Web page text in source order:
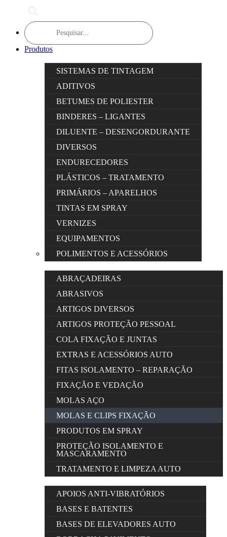
Products
search
Produtos
SISTEMAS DE TINTAGEM
ADITIVOS
BETUMES DE POLIESTER
BINDERES – LIGANTES
DILUENTE – DESENGORDURANTE
DIVERSOS
ENDURECEDORES
PLÁSTICOS – TRATAMENTO
PRIMÁRIOS – APARELHOS
TINTAS EM SPRAY
VERNIZES
EQUIPAMENTOS
POLIMENTOS E ACESSÓRIOS
ABRAÇADEIRAS
ABRASIVOS
ARTIGOS DIVERSOS
ARTIGOS PROTEÇÃO PESSOAL
COLA FIXAÇÃO E JUNTAS
EXTRAS E ACESSÓRIOS AUTO
FITAS ISOLAMENTO – REPARAÇÃO
FIXAÇÃO E VEDAÇÃO
MOLAS AÇO
MOLAS E CLIPS FIXAÇÃO
PRODUTOS EM SPRAY
PROTEÇÃO ISOLAMENTO E
MASCARAMENTO
TRATAMENTO E LIMPEZA AUTO
APOIOS ANTI-VIBRATÓRIOS
BASES E BATENTES
BASES DE ELEVADORES AUTO